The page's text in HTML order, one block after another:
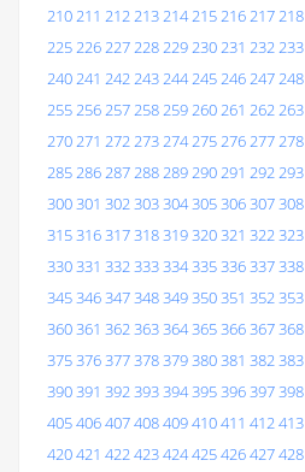
210211 212213214215216217218
225226227228229230231 232233
240241 242243244245246247248
255256257258259260261 262263
270271 272273274275276277278
285286287288289290291 292293
300301 302303304305306307308
315316317318319320321 322323
330331 332333334335336337338
345346347348349350351 352353
360361 362363364365366367368
375376377378379380381 382383
390391 392393394395396397398
405406407408409410411 412413
420421 422423424425426427428